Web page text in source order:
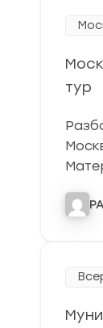
тур